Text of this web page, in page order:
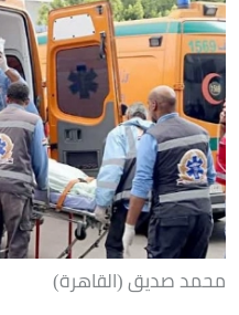
محمد صديق (القاهرة)